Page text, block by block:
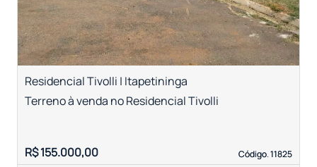
Residencial Tivolli | Itapetininga
Código. 11825
Código. 11825
Terreno à venda no Residencial Tivolli
R$ 155.000,00